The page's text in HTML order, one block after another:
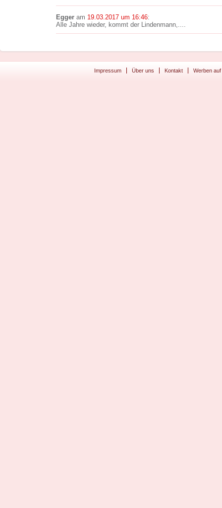
Egger am 19.03.2017 um 16:46:
Alle Jahre wieder, kommt der Lindenmann,....
Impressum Über uns Kontakt Werben